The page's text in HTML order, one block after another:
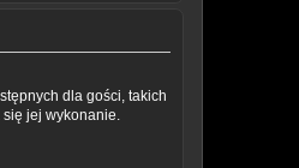
dla gości, takich
się jej wykonanie.